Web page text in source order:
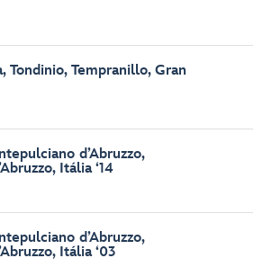
Tondinio, Tempranillo, Gran
d’Abruzzo,
Itália ‘14
d’Abruzzo,
Itália ‘03